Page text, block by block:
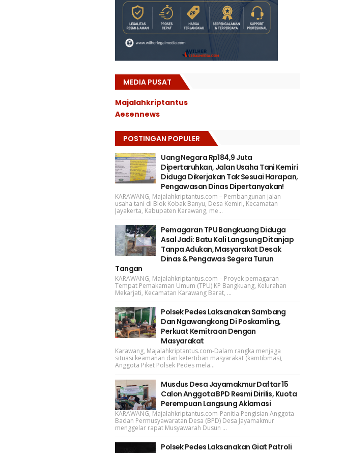
MEDIA PUSAT
Majalahkriptantus
Aesennews
POSTINGAN POPULER
Uang Negara Rp184,9 Juta
Dipertaruhkan, Jalan Usaha Tani Kemiri
Diduga Dikerjakan Tak Sesuai Harapan,
Pengawasan Dinas Dipertanyakan!
KARAWANG, Majalahkriptantus.com – Pembangunan jalan
usaha tani di Blok Kobak Banyu, Desa Kemiri, Kecamatan
Jayakerta, Kabupaten Karawang, me...
Pemagaran TPU Bangkuang Diduga
Asal Jadi: Batu Kali Langsung Ditanjap
Tanpa Adukan, Masyarakat Desak
Dinas & Pengawas Segera Turun
Tangan
KARAWANG, Majalahkriptantus.com – Proyek pemagaran
Tempat Pemakaman Umum (TPU) KP Bangkuang, Kelurahan
Mekarjati, Kecamatan Karawang Barat, ...
Polsek Pedes Laksanakan Sambang
Dan Ngawangkong Di Poskamling,
Perkuat Kemitraan Dengan
Masyarakat
Karawang, Majalahkriptantus.com-Dalam rangka menjaga
situasi keamanan dan ketertiban masyarakat (kamtibmas),
Anggota Piket Polsek Pedes mela...
Musdus Desa Jayamakmur Daftar 15
Calon Anggota BPD Resmi Dirilis, Kuota
Perempuan Langsung Aklamasi
KARAWANG, Majalahkriptantus.com-Panitia Pengisian Anggota
Badan Permusyawaratan Desa (BPD) Desa Jayamakmur
menggelar rapat Musyawarah Dusun ...
Polsek Pedes Laksanakan Giat Patroli